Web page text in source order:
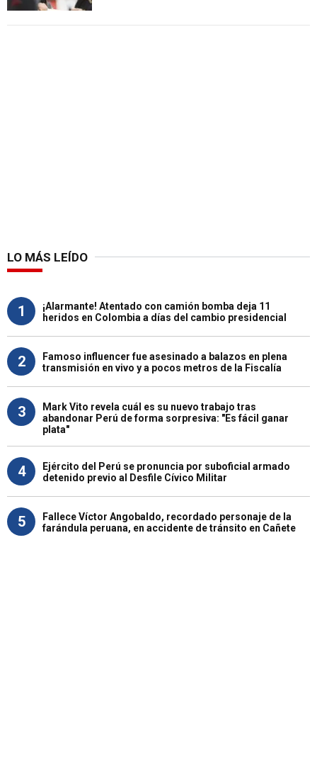
LO MÁS LEÍDO
1
¡Alarmante! Atentado con camión bomba deja 11
heridos en Colombia a días del cambio presidencial
2
Famoso influencer fue asesinado a balazos en plena
transmisión en vivo y a pocos metros de la Fiscalía
3
Mark Vito revela cuál es su nuevo trabajo tras
abandonar Perú de forma sorpresiva: "Es fácil ganar
plata"
4
Ejército del Perú se pronuncia por suboficial armado
detenido previo al Desfile Cívico Militar
5
Fallece Víctor Angobaldo, recordado personaje de la
farándula peruana, en accidente de tránsito en Cañete